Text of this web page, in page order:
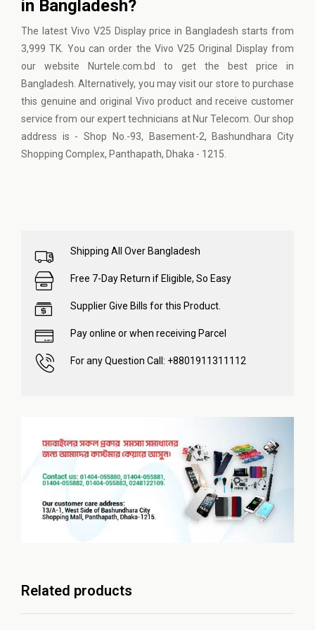
in Bangladesh?
The latest Vivo V25 Display price in Bangladesh starts from
3,999 TK. You can order the Vivo V25 Original Display from
our website Nurtele.com.bd to get the best price in
Bangladesh. Alternatively, you may visit our store to purchase
this genuine and original Vivo product and receive customer
service from our expert technicians at Nur Telecom. Our shop
address is - Shop No.-93, Basement-2, Bashundhara City
Shopping Complex, Panthapath, Dhaka - 1215.
Shipping All Over Bangladesh
Free 7-Day Return if Eligible, So Easy
Supplier Give Bills for this Product.
Pay online or when receiving Parcel
For any Question Call: +8801911311112
Related products